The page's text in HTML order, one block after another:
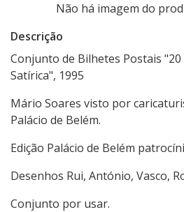
Não há imagem do
Descrição
Conjunto de Bilhetes Postais
Satírica", 1995
Mário Soares visto por
Palácio de Belém.
Edição Palácio de Belém
Desenhos Rui, António, Vasco,
Conjunto por usar.